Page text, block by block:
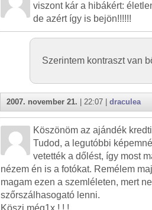
viszont kár a hibákért:
de azért így is bejön!!!!!!
Szerintem kontraszt van
2007. november 21. | 22:07 | draculea
Köszönöm az ajándék
Tudod, a legutóbbi
vetették a dőlést, így most
nézem én is a fotókat. Remélem
magam ezen a szemléleten, mert
szőrszálhasogató lenni.
Köszi még1x ! ! !